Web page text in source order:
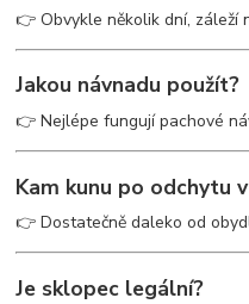
👉 Obvykle několik dní, záleží
Jakou návnadu použít?
👉 Nejlépe fungují pachové
Kam kunu po odchytu
👉 Dostatečně daleko od
Je sklopec legální?